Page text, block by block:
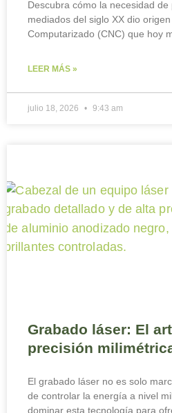
Descubra cómo la necesidad
mediados del siglo XX dio
Computarizado (CNC) que hoy
LEER MÁS »
julio 18, 2026 9:43 am
Grabado láser: El
precisión
El grabado láser no es solo
de controlar la energía a nivel
dominar esta tecnología para